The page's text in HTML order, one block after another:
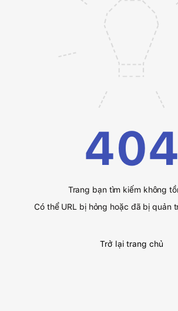
404
Trang bạn tìm kiếm không
Có thể URL bị hỏng hoặc đã bị quản
Trở lại trang chủ